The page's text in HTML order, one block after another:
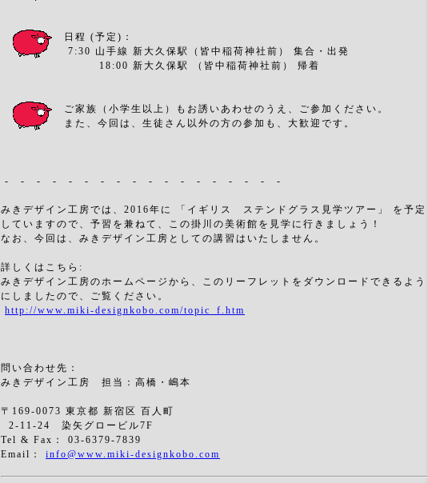
日程 (予定)：
7:30 山手線 新大久保駅（皆中稲荷神社前） 集合・出発
18:00 新大久保駅 （皆中稲荷神社前） 帰着
ご家族（小学生以上）もお誘いあわせのうえ、ご参加ください。
また、今回は、生徒さん以外の方の参加も、大歓迎です。
- - - - - - - - - - - - - - - - - -
みきデザイン工房では、2016年に 「イギリス ステンドグラス見学ツアー」 を予定
していますので、予習を兼ねて、この掛川の美術館を見学に行きましょう！
なお、今回は、みきデザイン工房としての講習はいたしません。
詳しくはこちら:
みきデザイン工房のホームページから、このリーフレットをダウンロードできるよう
にしましたので、ご覧ください。
http://www.miki-designkobo.com/topic_f.htm
問い合わせ先：
みきデザイン工房 担当：高橋・嶋本
〒169-0073 東京都 新宿区 百人町
2-11-24 染矢グロービル7F
Tel & Fax： 03-6379-7839
Email： info@www.miki-designkobo.com